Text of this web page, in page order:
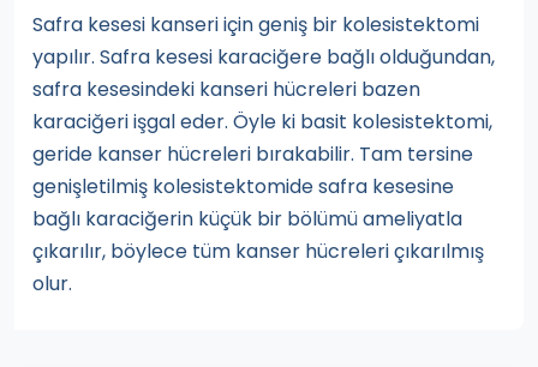
Safra kesesi kanseri için geniş bir kolesistektomi
yapılır. Safra kesesi karaciğere bağlı olduğundan,
safra kesesindeki kanseri hücreleri bazen
karaciğeri işgal eder. Öyle ki basit kolesistektomi,
geride kanser hücreleri bırakabilir. Tam tersine
genişletilmiş kolesistektomide safra kesesine
bağlı karaciğerin küçük bir bölümü ameliyatla
çıkarılır, böylece tüm kanser hücreleri çıkarılmış
olur.